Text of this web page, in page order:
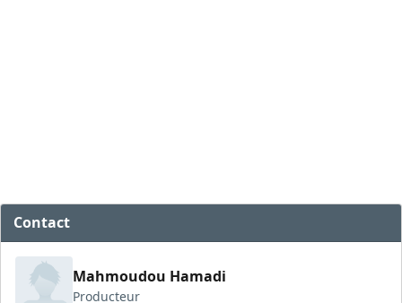
Contact
Mahmoudou Hamadi
Producteur